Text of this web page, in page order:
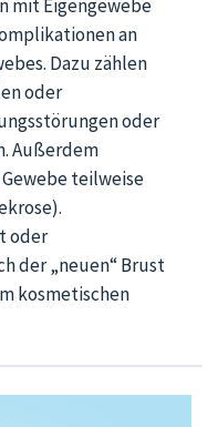
mit Eigengewebe
an
Dazu zählen
oder
oder
Außerdem
teilweise
oder
der „neuen“ Brust
kosmetischen